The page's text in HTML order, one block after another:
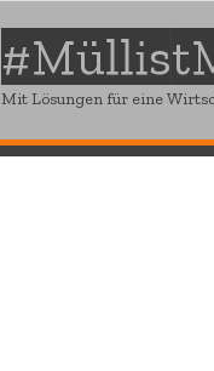
Mit Lösungen für eine